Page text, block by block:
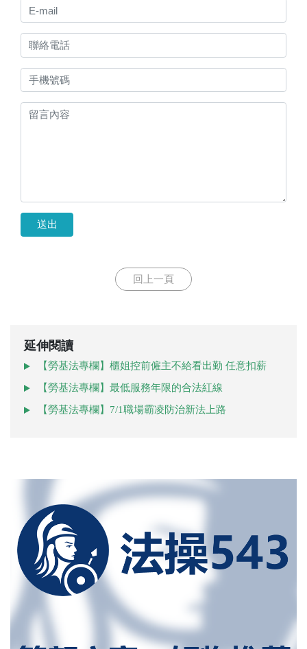
送出
回上一頁
延伸閱讀
【勞基法專欄】櫃姐控前僱主不給看出勤 任意扣薪
【勞基法專欄】最低服務年限的合法紅線
【勞基法專欄】7/1職場霸凌防治新法上路